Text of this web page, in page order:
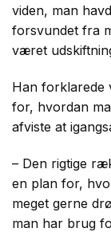
viden, man
forsvundet fra
været
Han forklarede
for, hvordan
afviste at
– Den rigtige
en plan for,
meget gerne
man har brug